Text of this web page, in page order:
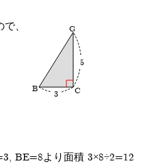
、
B C
G
3
5
BE=8より面積 3×8÷2=12